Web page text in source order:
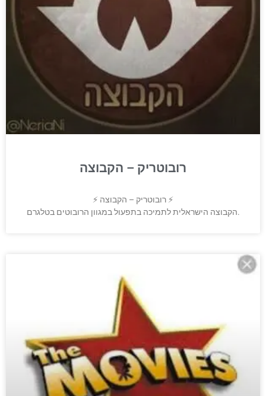
רובוטריק – הקבוצה
⚡️ רובוטריק – הקבוצה ⚡️
הקבוצה הישראלית לתמיכה בתפעול במגוון הרובוטים בטלגרם.